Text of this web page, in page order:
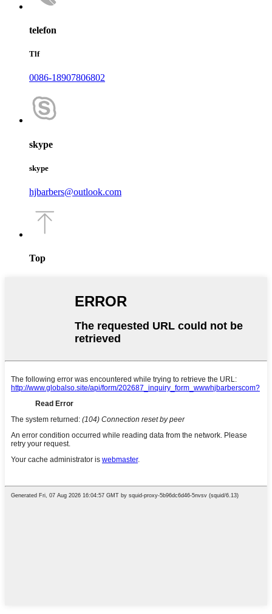
telefon
Tlf
0086-18907806802
skype
skype
hjbarbers@outlook.com
Top